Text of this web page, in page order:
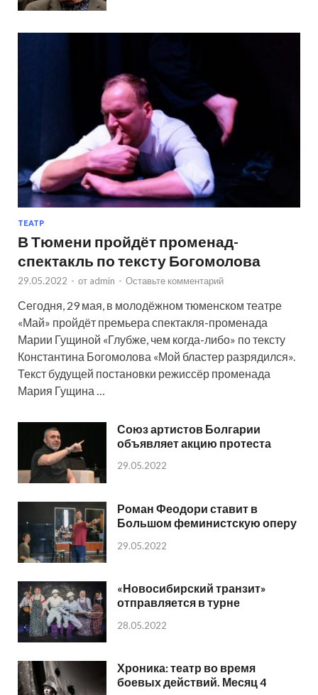
ТЕАТР
В Тюмени пройдёт променад-
спектакль по тексту Богомолова
29.05.2022 - от admin - Оставьте комментарий
Сегодня, 29 мая, в молодёжном тюменском театре
«Май» пройдёт премьера спектакля-променада
Марии Гущиной «Глубже, чем когда-либо» по тексту
Константина Богомолова «Мой бластер разрядился».
Текст будущей постановки режиссёр променада
Мария Гущина …
Союз артистов Болгарии
объявляет акцию протеста
29.05.2022
Роман Феодори ставит в
Большом феминистскую оперу
29.05.2022
«Новосибирский транзит»
отправляется в турне
28.05.2022
Хроника: театр во время
боевых действий. Месяц 4